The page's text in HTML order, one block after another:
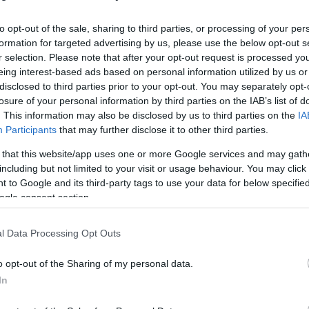
opt-out of the sale, sharing to third parties, or processing of your
for targeted advertising by us, please use the below opt-out
selection. Please note that after your opt-out request is processed
interest-based ads based on personal information utilized by us
to third parties prior to your opt-out. You may separately
of your personal information by third parties on the IAB’s list of
This information may also be disclosed by us to third parties on the
Participants that may further disclose it to other third parties.
that this website/app uses one or more Google services and may
but not limited to your visit or usage behaviour. You may
to Google and its third-party tags to use your data for below
consent section.
Data Processing Opt Outs
opt-out of the Sharing of my personal data.
Lykavitos.gr στο Google News
όλες τις ειδήσεις